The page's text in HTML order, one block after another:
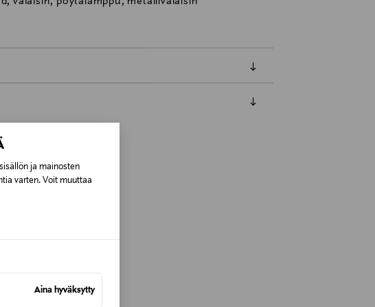
ja mainosten
varten. Voit muuttaa
Aina hyväksytty
ja tuotteen koosta riippuen
kuluessa tuotteen vastaanottamisesta.